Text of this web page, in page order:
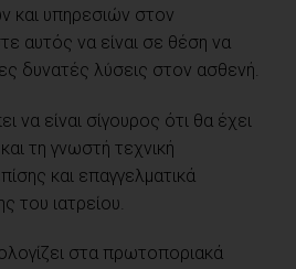
και υπηρεσιών στον
αυτός να είναι σε θέση να
δυνατές λύσεις στον ασθενή.
να είναι σίγουρος ότι θα έχει
τη γνωστή τεχνική
και επαγγελματικά
του ιατρείου.
στα πρωτοποριακά